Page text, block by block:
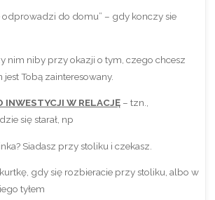
odprowadzi do domu” – gdy konczy sie
nim niby przy okazji o tym, czego chcesz
Tobą zainteresowany.
INWESTYCJI W RELACJĘ – tzn.,
się starał, np
Siadasz przy stoliku i czekasz.
gdy się rozbieracie przy stoliku, albo w
tyłem